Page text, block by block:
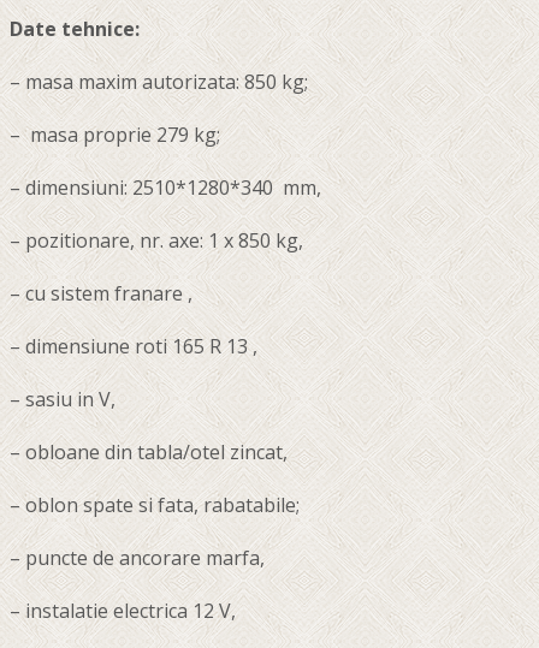
Date tehnice:
– masa maxim autorizata: 850 kg;
– masa proprie 279 kg;
– dimensiuni: 2510*1280*340 mm,
– pozitionare, nr. axe: 1 x 850 kg,
– cu sistem franare ,
– dimensiune roti 165 R 13 ,
– sasiu in V,
– obloane din tabla/otel zincat,
– oblon spate si fata, rabatabile;
– puncte de ancorare marfa,
– instalatie electrica 12 V,